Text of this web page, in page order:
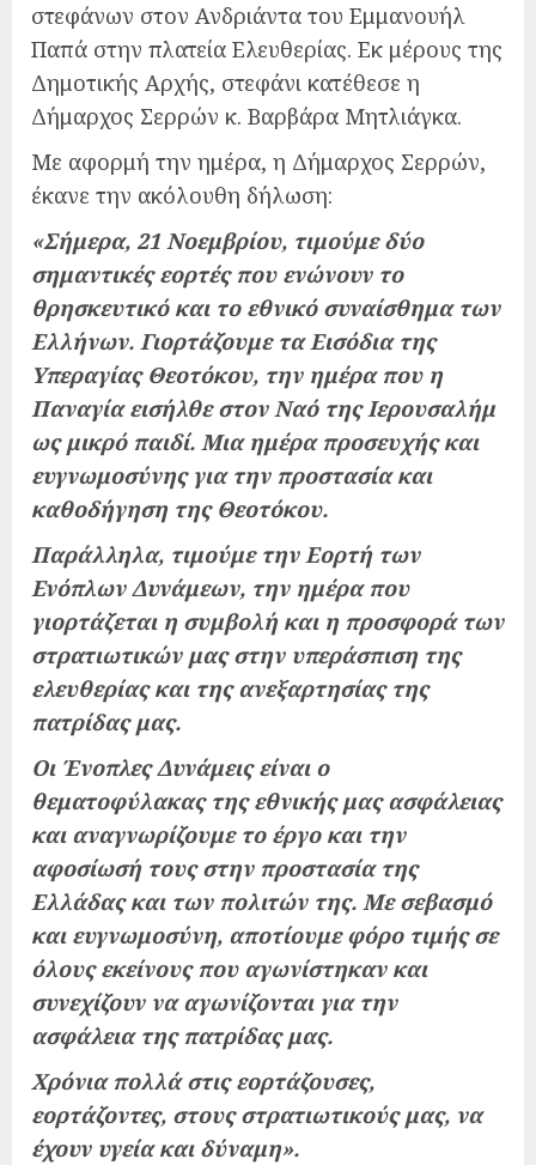
στεφάνων στον Ανδριάντα του Εμμανουήλ
Παπά στην πλατεία Ελευθερίας. Εκ μέρους της
Δημοτικής Αρχής, στεφάνι κατέθεσε η
Δήμαρχος Σερρών κ. Βαρβάρα Μητλιάγκα.
Με αφορμή την ημέρα, η Δήμαρχος Σερρών,
έκανε την ακόλουθη δήλωση:
«Σήμερα, 21 Νοεμβρίου, τιμούμε δύο
σημαντικές εορτές που ενώνουν το
θρησκευτικό και το εθνικό συναίσθημα των
Ελλήνων. Γιορτάζουμε τα Εισόδια της
Υπεραγίας Θεοτόκου, την ημέρα που η
Παναγία εισήλθε στον Ναό της Ιερουσαλήμ
ως μικρό παιδί. Μια ημέρα προσευχής και
ευγνωμοσύνης για την προστασία και
καθοδήγηση της Θεοτόκου.
Παράλληλα, τιμούμε την Εορτή των
Ενόπλων Δυνάμεων, την ημέρα που
γιορτάζεται η συμβολή και η προσφορά των
στρατιωτικών μας στην υπεράσπιση της
ελευθερίας και της ανεξαρτησίας της
πατρίδας μας.
Οι Ένοπλες Δυνάμεις είναι ο
θεματοφύλακας της εθνικής μας ασφάλειας
και αναγνωρίζουμε το έργο και την
αφοσίωσή τους στην προστασία της
Ελλάδας και των πολιτών της. Με σεβασμό
και ευγνωμοσύνη, αποτίουμε φόρο τιμής σε
όλους εκείνους που αγωνίστηκαν και
συνεχίζουν να αγωνίζονται για την
ασφάλεια της πατρίδας μας.
Χρόνια πολλά στις εορτάζουσες,
εορτάζοντες, στους στρατιωτικούς μας, να
έχουν υγεία και δύναμη».